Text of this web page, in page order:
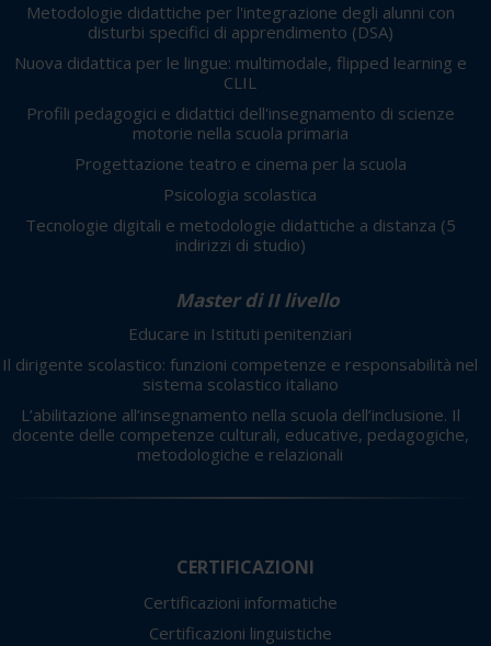
Metodologie didattiche per l'integrazione degli alunni con
disturbi specifici di apprendimento (DSA)
Nuova didattica per le lingue: multimodale, flipped learning e
CLIL
Profili pedagogici e didattici dell'insegnamento di scienze
motorie nella scuola primaria
Progettazione teatro e cinema per la scuola
Psicologia scolastica
Tecnologie digitali e metodologie didattiche a distanza (5
indirizzi di studio)
Master di II livello
Educare in Istituti penitenziari
Il dirigente scolastico: funzioni competenze e responsabilità nel
sistema scolastico italiano
L’abilitazione all’insegnamento nella scuola dell’inclusione. Il
docente delle competenze culturali, educative, pedagogiche,
metodologiche e relazionali
CERTIFICAZIONI
Certificazioni informatiche
Certificazioni linguistiche